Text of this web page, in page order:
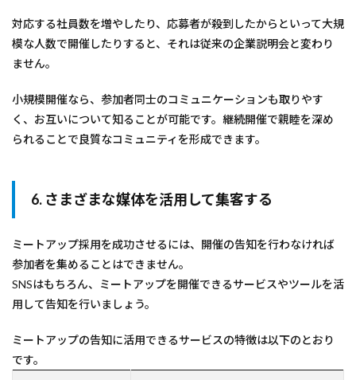
対応する社員数を増やしたり、応募者が殺到したからといって大規
模な人数で開催したりすると、それは従来の企業説明会と変わり
ません。
小規模開催なら、参加者同士のコミュニケーションも取りやす
く、お互いについて知ることが可能です。継続開催で親睦を深め
られることで良質なコミュニティを形成できます。
6. さまざまな媒体を活用して集客する
ミートアップ採用を成功させるには、開催の告知を行わなければ
参加者を集めることはできません。
SNSはもちろん、ミートアップを開催できるサービスやツールを活
用して告知を行いましょう。
ミートアップの告知に活用できるサービスの特徴は以下のとおり
です。